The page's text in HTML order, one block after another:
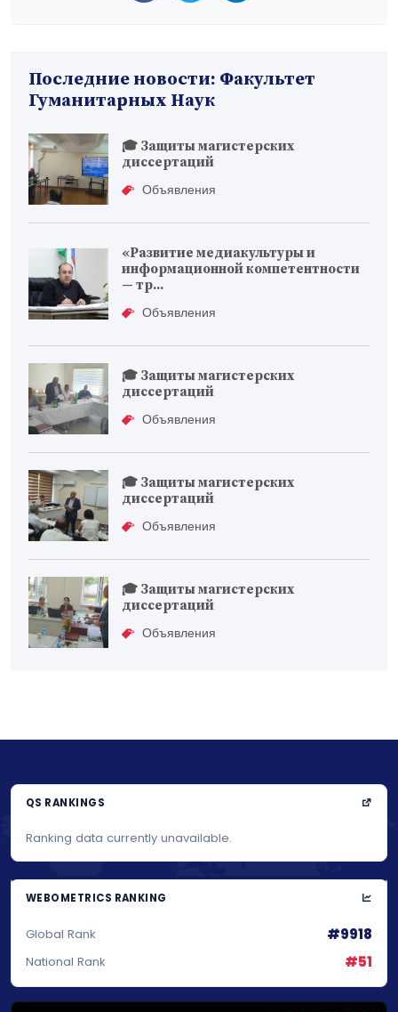
Последние новости: Факультет
Гуманитарных Наук
🎓 Защиты магистерских
диссертаций
Объявления
«Развитие медиакультуры и
информационной компетентности
— тр...
Объявления
🎓 Защиты магистерских
диссертаций
Объявления
🎓 Защиты магистерских
диссертаций
Объявления
🎓 Защиты магистерских
диссертаций
Объявления
QS RANKINGS
Ranking data currently unavailable.
WEBOMETRICS RANKING
Global Rank #9918
National Rank #51